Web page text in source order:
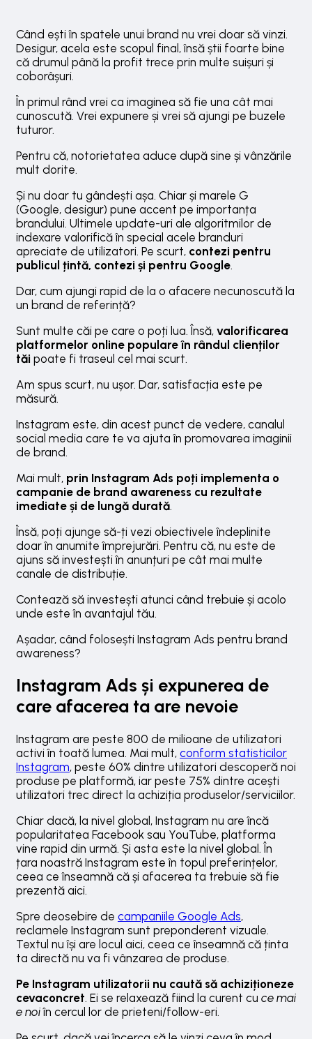
Când ești în spatele unui brand nu vrei doar să vinzi.
Desigur, acela este scopul final, însă știi foarte bine
că drumul până la profit trece prin multe suișuri și
coborâșuri.
În primul rând vrei ca imaginea să fie una cât mai
cunoscută. Vrei expunere și vrei să ajungi pe buzele
tuturor.
Pentru că, notorietatea aduce după sine și vânzările
mult dorite.
Și nu doar tu gândești așa. Chiar și marele G
(Google, desigur) pune accent pe importanța
brandului. Ultimele update-uri ale algoritmilor de
indexare valorifică în special acele branduri
apreciate de utilizatori. Pe scurt, contezi pentru
publicul țintă, contezi și pentru Google.
Dar, cum ajungi rapid de la o afacere necunoscută la
un brand de referință?
Sunt multe căi pe care o poți lua. Însă, valorificarea
platformelor online populare în rândul clienților
tăi poate fi traseul cel mai scurt.
Am spus scurt, nu ușor. Dar, satisfacția este pe
măsură.
Instagram este, din acest punct de vedere, canalul
social media care te va ajuta în promovarea imaginii
de brand.
Mai mult, prin Instagram Ads poți implementa o
campanie de brand awareness cu rezultate
imediate și de lungă durată.
Însă, poți ajunge să-ți vezi obiectivele îndeplinite
doar în anumite împrejurări. Pentru că, nu este de
ajuns să investești în anunțuri pe cât mai multe
canale de distribuție.
Contează să investești atunci când trebuie și acolo
unde este în avantajul tău.
Așadar, când folosești Instagram Ads pentru brand
awareness?
Instagram Ads și expunerea de
care afacerea ta are nevoie
Instagram are peste 800 de milioane de utilizatori
activi în toată lumea. Mai mult, conform statisticilor
Instagram, peste 60% dintre utilizatori descoperă noi
produse pe platformă, iar peste 75% dintre acești
utilizatori trec direct la achiziția produselor/serviciilor.
Chiar dacă, la nivel global, Instagram nu are încă
popularitatea Facebook sau YouTube, platforma
vine rapid din urmă. Și asta este la nivel global. În
țara noastră Instagram este în topul preferințelor,
ceea ce înseamnă că și afacerea ta trebuie să fie
prezentă aici.
Spre deosebire de campaniile Google Ads,
reclamele Instagram sunt preponderent vizuale.
Textul nu își are locul aici, ceea ce înseamnă că ținta
ta directă nu va fi vânzarea de produse.
Pe Instagram utilizatorii nu caută să achiziționeze
cevaconcret. Ei se relaxează fiind la curent cu ce mai
e noiîn cercul lor de prieteni/follow-eri.